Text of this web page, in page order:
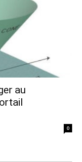
au
0